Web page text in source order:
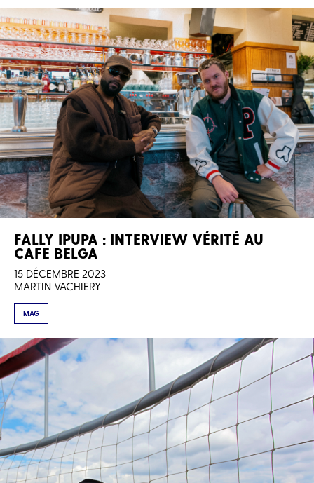
FALLY IPUPA : INTERVIEW VÉRITÉ AU
CAFE BELGA
15 DÉCEMBRE 2023
MARTIN VACHIERY
MAG